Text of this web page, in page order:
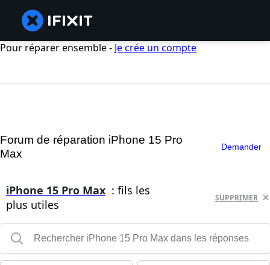
Pour réparer ensemble - Je crée un compte
Forum de réparation iPhone 15 Pro
Max
Demander
iPhone 15 Pro Max : fils les
plus utiles
SUPPRIMER